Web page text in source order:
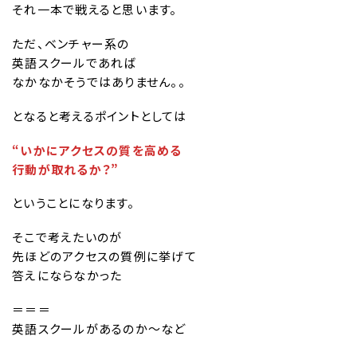
それ一本で戦えると思います。
ただ、ベンチャー系の
英語スクールであれば
なかなかそうではありません。。
となると考えるポイントとしては
“いかにアクセスの質を高める
行動が取れるか？”
ということになります。
そこで考えたいのが
先ほどのアクセスの質例に挙げて
答えにならなかった
＝＝＝
英語スクールがあるのか〜など